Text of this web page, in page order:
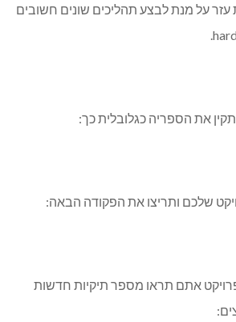
עזר על מנת לבצע תהליכים שונים חשובים
את הספריה כגלובלית כך:
שלכם ותריצו את הפקודה הבאה:
אתם תראו מספר תיקיות חדשות